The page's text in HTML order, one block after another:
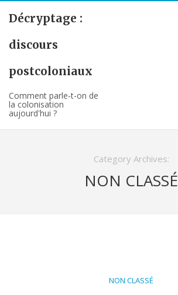
Décryptage :
discours
postcoloniaux
Comment parle-t-on de
la colonisation
aujourd'hui ?
Category Archives:
NON CLASSÉ
NON CLASSÉ